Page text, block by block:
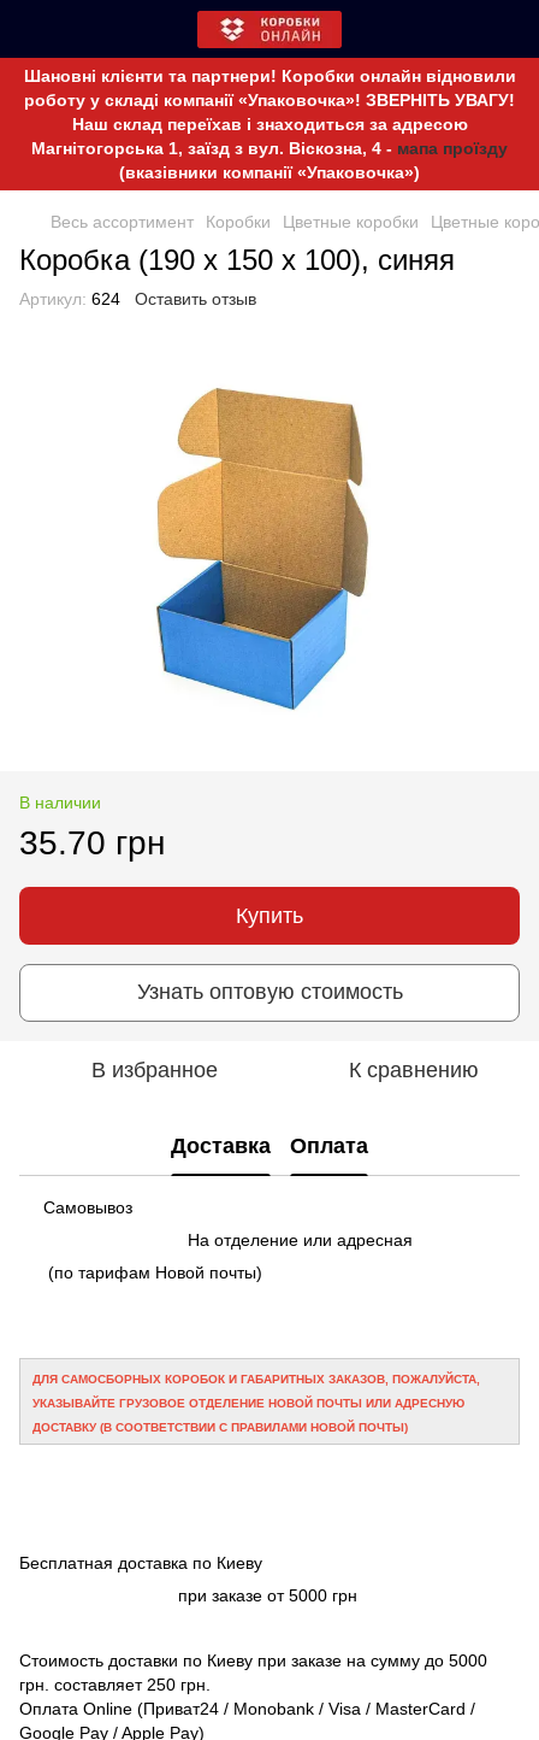
Шановні клієнти та партнери! Коробки онлайн відновили
роботу у складі компанії «Упаковочка»! ЗВЕРНІТЬ УВАГУ!
Наш склад переїхав і знаходиться за адресою
Магнітогорська 1, заїзд з вул. Віскозна, 4 - мапа проїзду
(вказівники компанії «Упаковочка»)
Весь ассортимент Коробки Цветные коробки Цветные
Коробка (190 х 150 х 100), синяя
Артикул: 624 Оставить отзыв
В наличии
35.70 грн
Купить
Узнать оптовую стоимость
В избранное К сравнению
Доставка Оплата
Самовывоз
На отделение или адресная
(по тарифам Новой почты)
ДЛЯ САМОСБОРНЫХ КОРОБОК И ГАБАРИТНЫХ ЗАКАЗОВ, ПОЖАЛУЙСТА,
УКАЗЫВАЙТЕ ГРУЗОВОЕ ОТДЕЛЕНИЕ НОВОЙ ПОЧТЫ ИЛИ АДРЕСНУЮ
ДОСТАВКУ (В СООТВЕТСТВИИ С ПРАВИЛАМИ НОВОЙ ПОЧТЫ)
Бесплатная доставка по Киеву
при заказе от 5000 грн
Стоимость доставки по Киеву при заказе на сумму до 5000
грн. составляет 250 грн.
Оплата Online (Приват24 / Monobank / Visa / MasterCard /
Google Pay / Apple Pay)